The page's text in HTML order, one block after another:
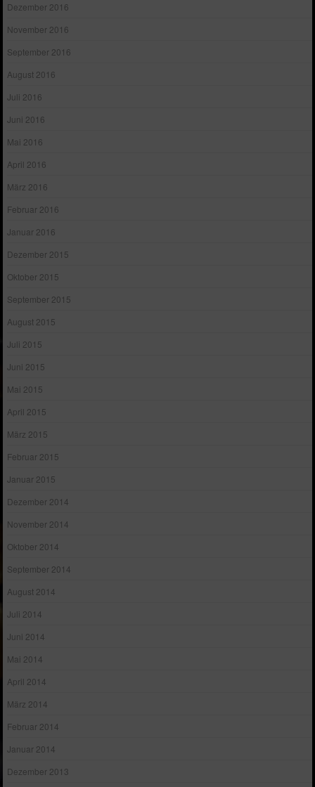
Dezember 2016
November 2016
September 2016
August 2016
Juli 2016
Juni 2016
Mai 2016
April 2016
März 2016
Februar 2016
Januar 2016
Dezember 2015
Oktober 2015
September 2015
August 2015
Juli 2015
Juni 2015
Mai 2015
April 2015
März 2015
Februar 2015
Januar 2015
Dezember 2014
November 2014
Oktober 2014
September 2014
August 2014
Juli 2014
Juni 2014
Mai 2014
April 2014
März 2014
Februar 2014
Januar 2014
Dezember 2013